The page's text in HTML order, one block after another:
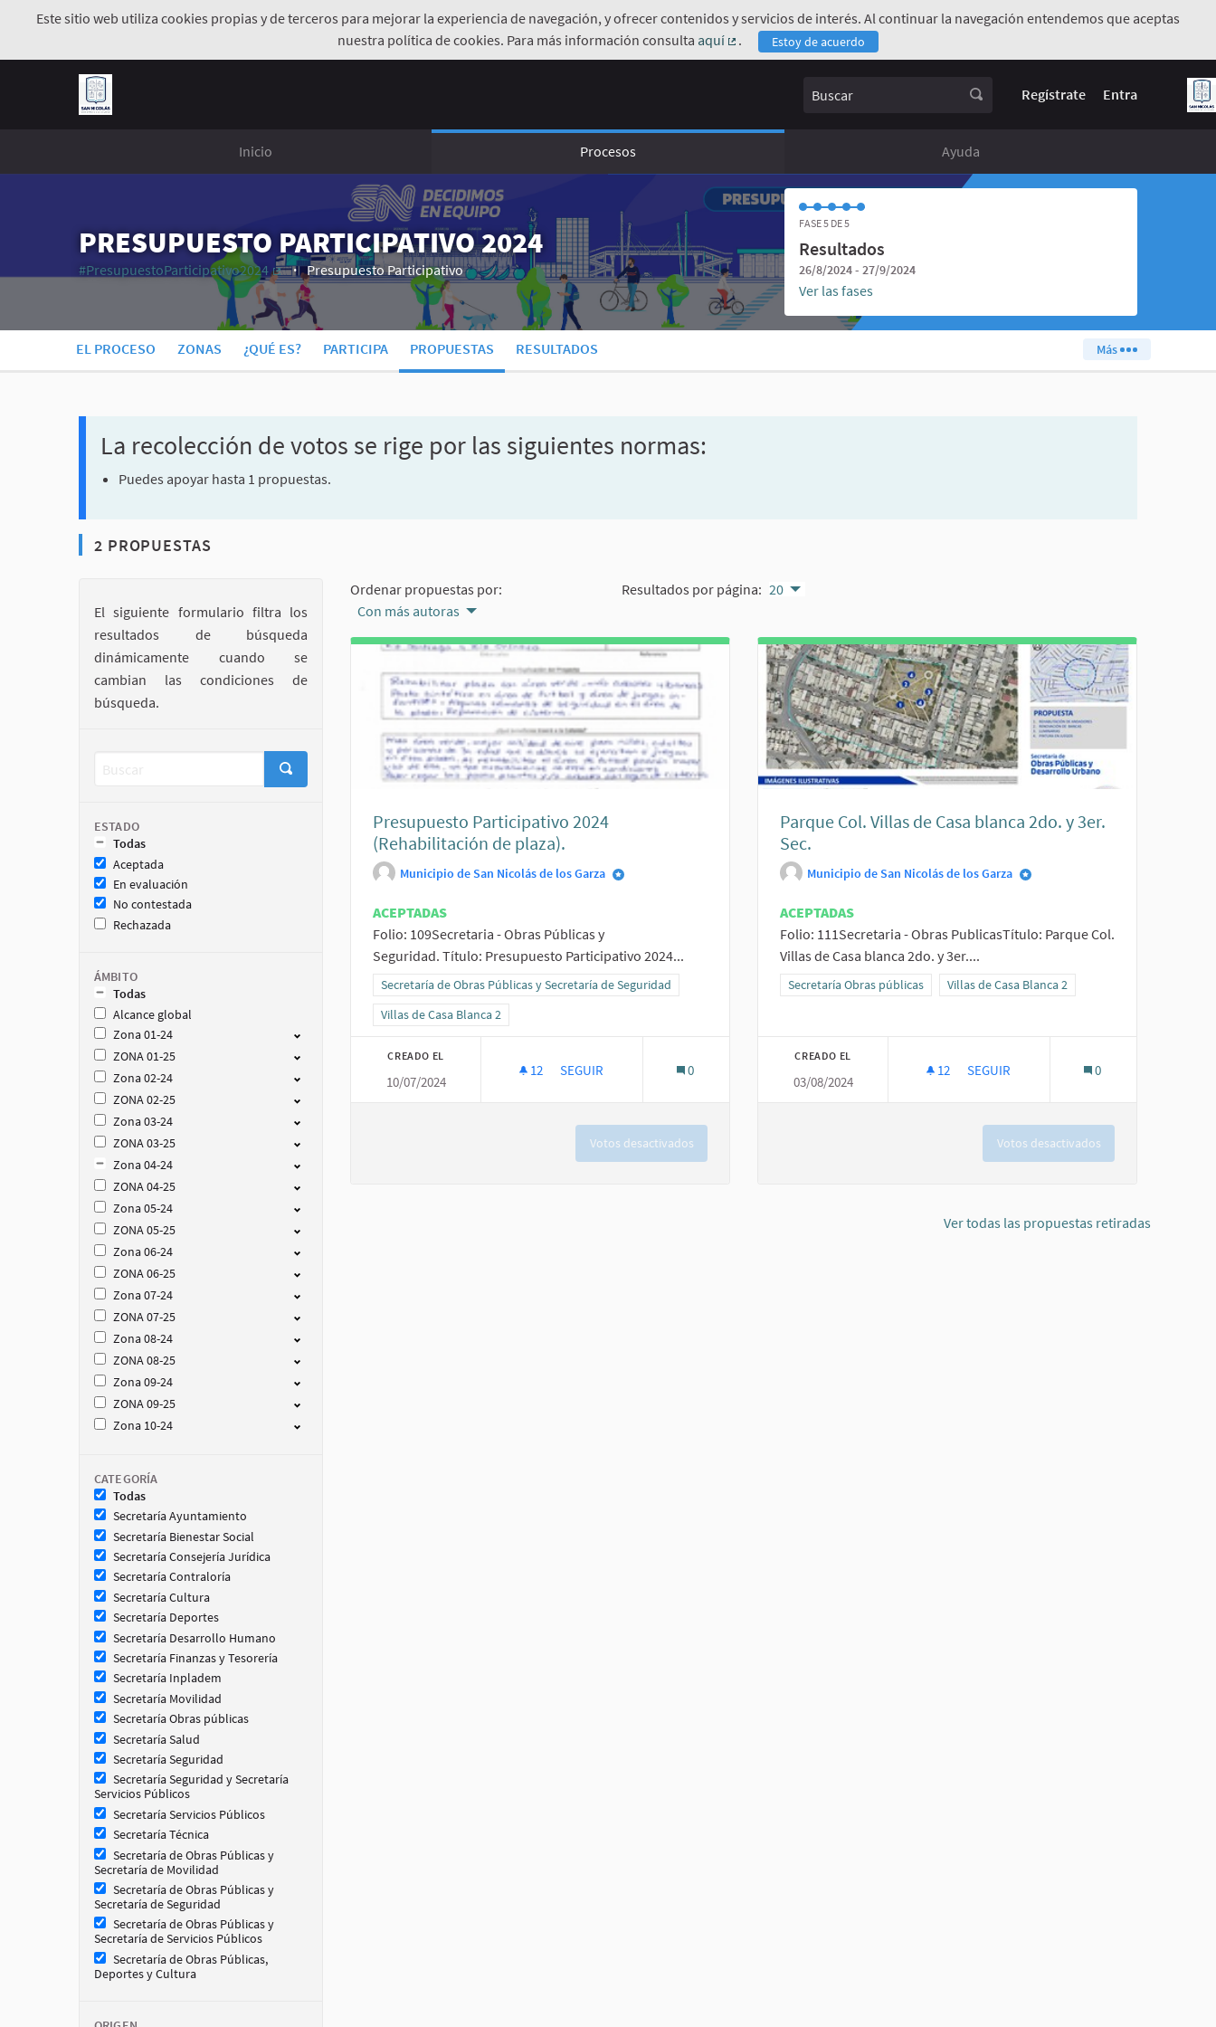
Este sitio web utiliza cookies propias y de terceros para mejorar la experiencia de navegación, y ofrecer contenidos y servicios de interés. Al continuar la navegación entendemos que aceptas
nuestra política de cookies. Para más información consulta aquí
(Enlace externo)
. Estoy de acuerdo
Buscar Regístrate Entra
Inicio Procesos Ayuda
PRESUPUESTO PARTICIPATIVO 2024
#PresupuestoParticipativo2024
(Enlace externo)
Presupuesto Participativo
FASE 5 DE 5
Resultados
26/8/2024 - 27/9/2024
Ver las fases
EL PROCESO ZONAS ¿QUÉ ES? PARTICIPA PROPUESTAS RESULTADOS Más
La recolección de votos se rige por las siguientes normas:
Puedes apoyar hasta 1 propuestas.
2 PROPUESTAS
El siguiente formulario filtra los
resultados de búsqueda
dinámicamente cuando se
cambian las condiciones de
búsqueda.
ESTADO
Todas
Aceptada
En evaluación
No contestada
Rechazada
ÁMBITO
Todas
Alcance global
Zona 01-24
ZONA 01-25
Zona 02-24
ZONA 02-25
Zona 03-24
ZONA 03-25
Zona 04-24
ZONA 04-25
Zona 05-24
ZONA 05-25
Zona 06-24
ZONA 06-25
Zona 07-24
ZONA 07-25
Zona 08-24
ZONA 08-25
Zona 09-24
ZONA 09-25
Zona 10-24
CATEGORÍA
Todas
Secretaría Ayuntamiento
Secretaría Bienestar Social
Secretaría Consejería Jurídica
Secretaría Contraloría
Secretaría Cultura
Secretaría Deportes
Secretaría Desarrollo Humano
Secretaría Finanzas y Tesorería
Secretaría Inpladem
Secretaría Movilidad
Secretaría Obras públicas
Secretaría Salud
Secretaría Seguridad
Secretaría Seguridad y Secretaría
Servicios Públicos
Secretaría Servicios Públicos
Secretaría Técnica
Secretaría de Obras Públicas y
Secretaría de Movilidad
Secretaría de Obras Públicas y
Secretaría de Seguridad
Secretaría de Obras Públicas y
Secretaría de Servicios Públicos
Secretaría de Obras Públicas,
Deportes y Cultura
Ordenar propuestas por:
Con más autoras
Resultados por página: 20
Presupuesto Participativo 2024
(Rehabilitación de plaza).
Municipio de San Nicolás de los Garza
ACEPTADAS
Folio: 109Secretaria - Obras Públicas y
Seguridad. Título: Presupuesto Participativo 2024...
Resultados al filtrar por la categoría: Secretaría de Obras Públicas y Secretaría de Seguridad
Secretaría de Obras Públicas y Secretaría de Seguridad
Resultados al filtrar por el ámbito: Villas de Casa Blanca 2
Villas de Casa Blanca 2
CREADO EL
10/07/2024
12 12 SEGUIDORAS
SEGUIR
PRESUPUESTO PARTICIPATIVO 2024 (REHABILITACIÓN DE PLAZA).
0
Votos desactivados
Parque Col. Villas de Casa blanca 2do. y 3er.
Sec.
Municipio de San Nicolás de los Garza
ACEPTADAS
Folio: 111Secretaria - Obras PublicasTítulo: Parque Col.
Villas de Casa blanca 2do. y 3er....
Resultados al filtrar por la categoría: Secretaría Obras públicas
Secretaría Obras públicas Resultados al filtrar por el ámbito: Villas de Casa
Villas de Casa Blanca 2
CREADO EL
03/08/2024
12 12 SEGUIDORAS
SEGUIR 0
Votos desactivados
Ver todas las propuestas retiradas